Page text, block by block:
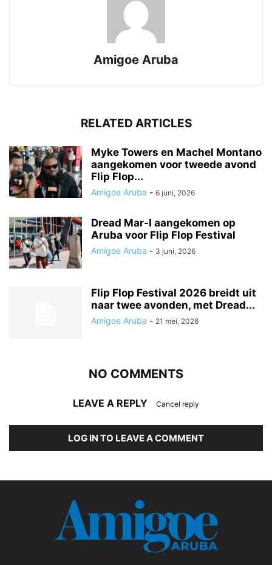
Amigoe Aruba
RELATED ARTICLES
Myke Towers en Machel Montano
aangekomen voor tweede avond
Flip Flop...
Amigoe Aruba - 6 juni, 2026
Dread Mar-I aangekomen op
Aruba voor Flip Flop Festival
Amigoe Aruba - 3 juni, 2026
Flip Flop Festival 2026 breidt uit
naar twee avonden, met Dread...
Amigoe Aruba - 21 mei, 2026
NO COMMENTS
LEAVE A REPLY Cancel reply
LOG IN TO LEAVE A COMMENT